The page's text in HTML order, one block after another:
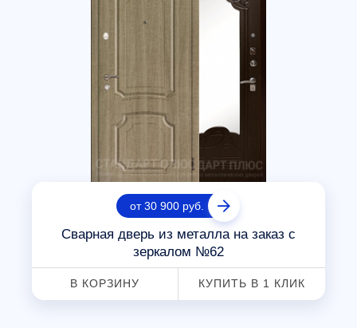
от 30 900 руб.
Сварная дверь из металла на заказ с
зеркалом №62
В КОРЗИНУ КУПИТЬ В 1 КЛИК